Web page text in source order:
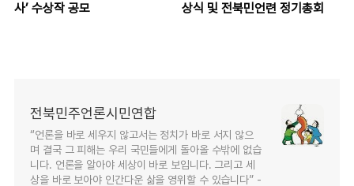
사’ 수상작 공모
상식 및 전북민언련 정기총회
전북민주언론시민연합
“언론을 바로 세우지 않고서는 정치가 바로 서지 않으
며 결국 그 피해는 우리 국민들에게 돌아올 수밖에 없습
니다. 언론을 알아야 세상이 바로 보입니다. 그리고 세
상을 바로 보아야 인간다운 삶을 영위할 수 있습니다” -